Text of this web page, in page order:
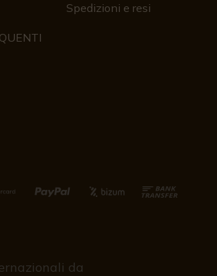
Spedizioni e resi
da